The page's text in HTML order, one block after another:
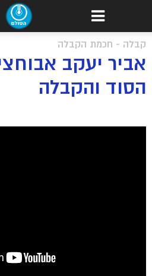
קבלה - חכמת הקבלה
אביר יעקב
הסוד והקבלה